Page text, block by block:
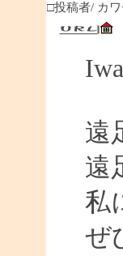
□投稿者/ カワ
遠
遠
私
ぜ